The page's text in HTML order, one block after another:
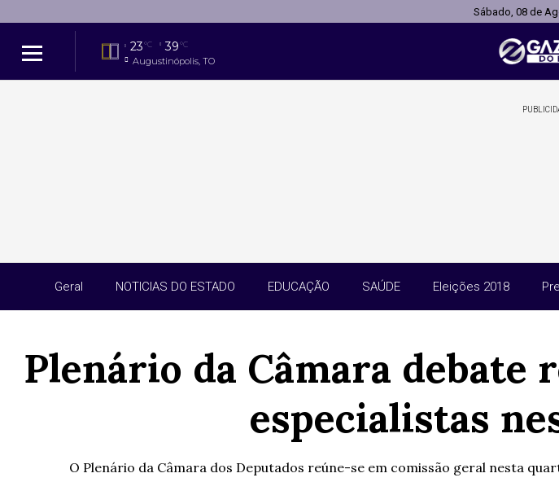
Sábado, 08 de
23°C 39°C
Augustinópolis, TO
Geral NOTICIAS DO ESTADO EDUCAÇÃO SAÚDE Eleições 2018
Plenário da Câmara
especialistas
O Plenário da Câmara dos Deputados reúne-se em comissão geral nesta